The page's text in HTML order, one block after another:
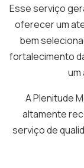
Esse serviço
oferecer um
bem
fortalecimento
um
A Plenitude
altamente
serviço de